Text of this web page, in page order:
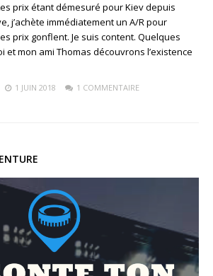
prix étant démesuré pour Kiev depuis
j’achète immédiatement un A/R pour
prix gonflent. Je suis content. Quelques
et mon ami Thomas découvrons l’existence
1 JUIN 2018 1 COMMENTAIRE